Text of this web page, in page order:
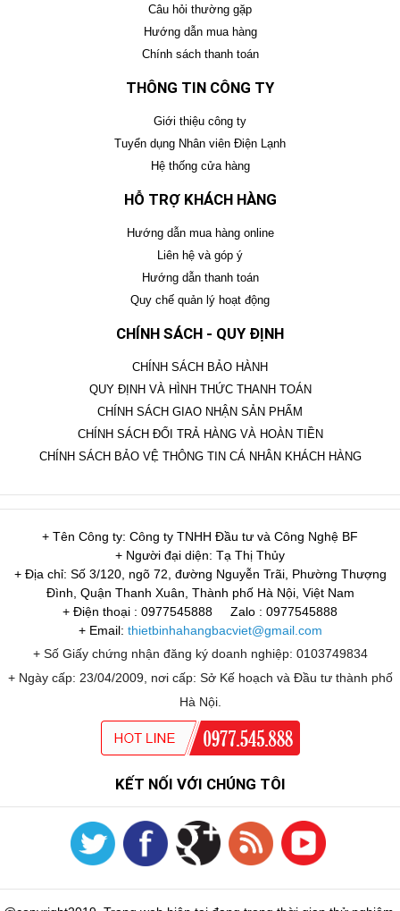
Câu hỏi thường gặp
Hướng dẫn mua hàng
Chính sách thanh toán
THÔNG TIN CÔNG TY
Giới thiệu công ty
Tuyển dụng Nhân viên Điện Lạnh
Hệ thống cửa hàng
HỖ TRỢ KHÁCH HÀNG
Hướng dẫn mua hàng online
Liên hệ và góp ý
Hướng dẫn thanh toán
Quy chế quản lý hoạt động
CHÍNH SÁCH - QUY ĐỊNH
CHÍNH SÁCH BẢO HÀNH
QUY ĐỊNH VÀ HÌNH THỨC THANH TOÁN
CHÍNH SÁCH GIAO NHẬN SẢN PHẨM
CHÍNH SÁCH ĐỔI TRẢ HÀNG VÀ HOÀN TIỀN
CHÍNH SÁCH BẢO VỆ THÔNG TIN CÁ NHÂN KHÁCH HÀNG
+ Tên Công ty: Công ty TNHH Đầu tư và Công Nghệ BF
+ Người đại diện: Tạ Thị Thủy
+ Địa chỉ: Số 3/120, ngõ 72, đường Nguyễn Trãi, Phường Thượng
Đình, Quận Thanh Xuân, Thành phố Hà Nội, Việt Nam
+ Điện thoại : 0977545888
Zalo : 0977545888
+ Email: thietbinhahangbacviet@gmail.com
+ Số Giấy chứng nhận đăng ký doanh nghiệp: 0103749834
+ Ngày cấp: 23/04/2009, nơi cấp: Sở Kế hoạch và Đầu tư thành phố
Hà Nội.
KẾT NỐI VỚI CHÚNG TÔI